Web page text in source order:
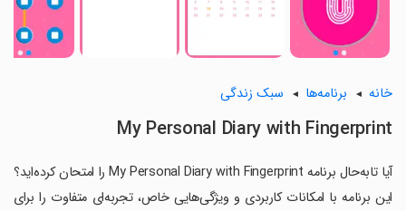
خانه برنامه‌ها سبک زندگی
My Personal Diary with Fingerprint
آیا تابه‌حال برنامه My Personal Diary with Fingerprint را امتحان کرده‌اید؟
این برنامه با امکانات کاربردی و ویژگی‌هایی خاص، تجربه‌ای متفاوت را برای